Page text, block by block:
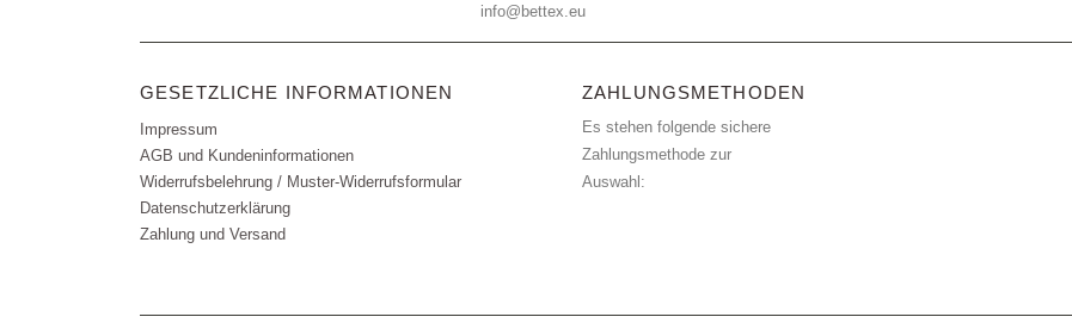
info@bettex.eu
GESETZLICHE INFORMATIONEN
Impressum
AGB und Kundeninformationen
Widerrufsbelehrung / Muster-Widerrufsformular
Datenschutzerklärung
Zahlung und Versand
ZAHLUNGSMETHODEN
Es stehen folgende sichere
Zahlungsmethode zur
Auswahl: